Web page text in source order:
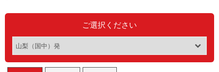
ご選択ください